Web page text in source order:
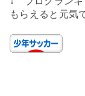
もらえると元気